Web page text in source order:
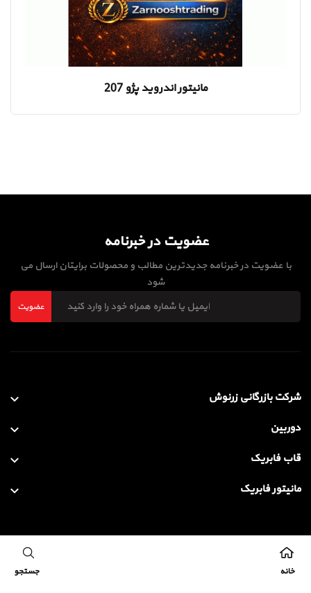
خانه جستجو
مانیتور اندروید پژو 207
عضویت در خبرنامه
با عضویت در خبرنامه جدیدترین مطالب و محصولات برایتان ارسال می
شود
عضویت
شرکت بازرگانی زرنوش
دوربین
قاب فابریک
مانیتور فابریک
کلیه حقوق این سایت متعلق به شرکت بازرگانی زرنوش می باشد